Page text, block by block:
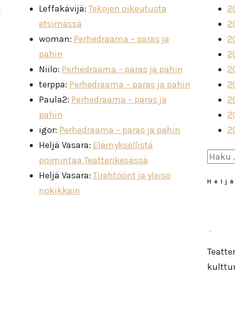
Leffakävijä: Tekojen oikeutusta
etsimässä
woman: Perhedraama – paras ja
pahin
Niilo: Perhedraama – paras ja pahin
terppa: Perhedraama – paras ja pahin
Paula2: Perhedraama – paras ja
pahin
igor: Perhedraama – paras ja pahin
Heljä Vasara: Elämyksellistä
poimintaa Teatterikesässä
Heljä Vasara: Tirehtöörit ja yleisö
nokikkain
Haku: